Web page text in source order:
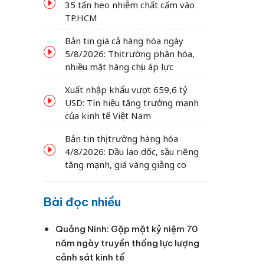
35 tấn heo nhiễm chất cấm vào
TP.HCM
Bản tin giá cả hàng hóa ngày
5/8/2026: Thị trường phân hóa,
nhiều mặt hàng chịu áp lực
Xuất nhập khẩu vượt 659,6 tỷ
USD: Tín hiệu tăng trưởng mạnh
của kinh tế Việt Nam
Bản tin thị trường hàng hóa
4/8/2026: Dầu lao dốc, sầu riêng
tăng mạnh, giá vàng giằng co
Bài đọc nhiều
Quảng Ninh: Gặp mặt kỷ niệm 70
năm ngày truyền thống lực lượng
cảnh sát kinh tế